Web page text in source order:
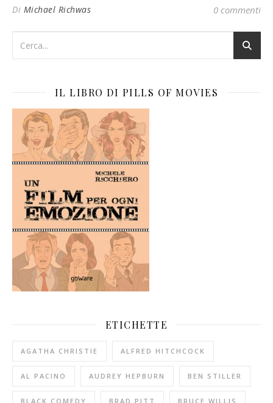
Di Michael Richwas 0 commenti
IL LIBRO DI PILLS OF MOVIES
ETICHETTE
AGATHA CHRISTIE ALFRED HITCHCOCK
AL PACINO AUDREY HEPBURN BEN STILLER
BLACK COMEDY BRAD PITT BRUCE WILLIS